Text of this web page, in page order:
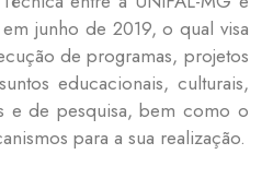
junho de 2019, o qual visa
de programas, projetos
educacionais, culturais,
e de pesquisa, bem como o
para a sua realização.